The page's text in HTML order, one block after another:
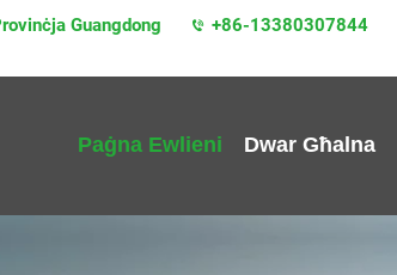
Guangdong +86-13380307844
Paġna Ewlieni Dwar Għalna